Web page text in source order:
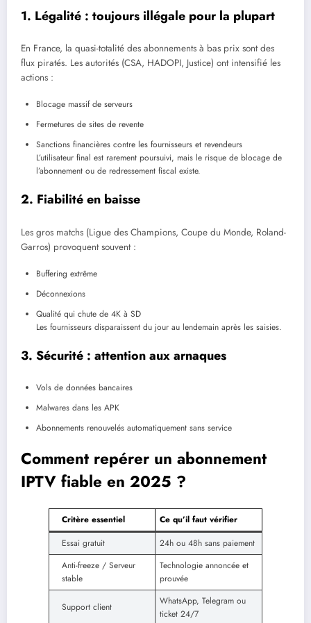
1. Légalité : toujours illégale pour la plupart
En France, la quasi-totalité des abonnements à bas prix sont des
flux piratés. Les autorités (CSA, HADOPI, Justice) ont intensifié les
actions :
Blocage massif de serveurs
Fermetures de sites de revente
Sanctions financières contre les fournisseurs et revendeurs
L’utilisateur final est rarement poursuivi, mais le risque de blocage de
l’abonnement ou de redressement fiscal existe.
2. Fiabilité en baisse
Les gros matchs (Ligue des Champions, Coupe du Monde, Roland-
Garros) provoquent souvent :
Buffering extrême
Déconnexions
Qualité qui chute de 4K à SD
Les fournisseurs disparaissent du jour au lendemain après les saisies.
3. Sécurité : attention aux arnaques
Vols de données bancaires
Malwares dans les APK
Abonnements renouvelés automatiquement sans service
Comment repérer un abonnement
IPTV fiable en 2025 ?
Critère essentiel
Ce qu’il faut vérifier
Essai gratuit
24h ou 48h sans paiement
Anti-freeze / Serveur
stable
Technologie annoncée et
prouvée
Support client
WhatsApp, Telegram ou
ticket 24/7